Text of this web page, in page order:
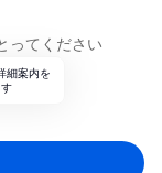
ってください
細案内を